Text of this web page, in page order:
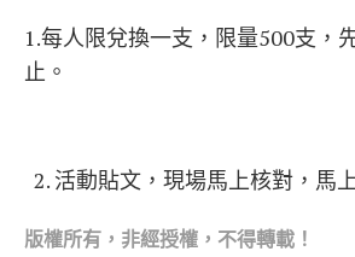
1.每人限兌換一支，限量500支，
止。
活動貼文，現場馬上核對，馬
版權所有，非經授權，不得轉載！